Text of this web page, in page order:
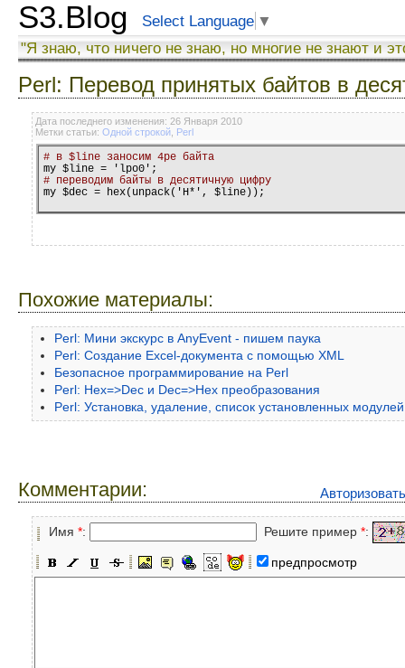
S3.Blog Select Language ▼
"Я знаю, что ничего не знаю, но многие не знают и
Perl: Перевод принятых байтов в
Дата последнего изменения: 26 Января 2010
Метки статьи: Одной строкой Perl
# в $line заносим 4ре байта
# переводим байты в десятичную цифру
my $dec = hex(unpack('H*', $line));
Похожие материалы:
Perl: Мини экскурс в AnyEvent - пишем паука
Perl: Создание Excel-документа с помощью XML
Безопасное программирование на Perl
Perl: Hex=>Dec и Dec=>Hex преобразования
Perl: Установка, удаление, список установленных
Комментарии:
Имя *: Решите пример *:
предпросмотр